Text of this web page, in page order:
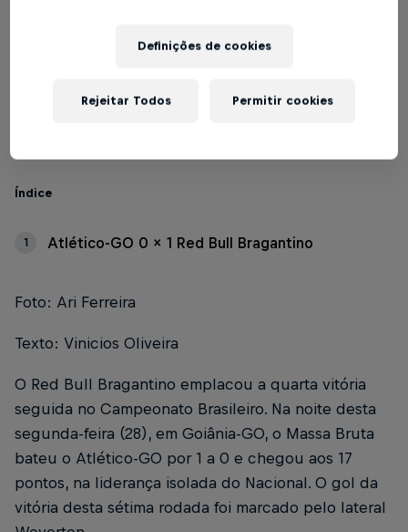
2 min de leitura
Published on 28.06.2021 · 20:07 UTC
Índice
1 Atlético-GO 0 x 1 Red Bull Bragantino
Foto: Ari Ferreira
Texto: Vinicios Oliveira
O Red Bull Bragantino emplacou a quarta vitória
seguida no Campeonato Brasileiro. Na noite desta
segunda-feira (28), em Goiânia-GO, o Massa Bruta
bateu o Atlético-GO por 1 a 0 e chegou aos 17
pontos, na liderança isolada do Nacional. O gol da
vitória desta sétima rodada foi marcado pelo lateral
Definições de cookies
Rejeitar Todos Permitir cookies